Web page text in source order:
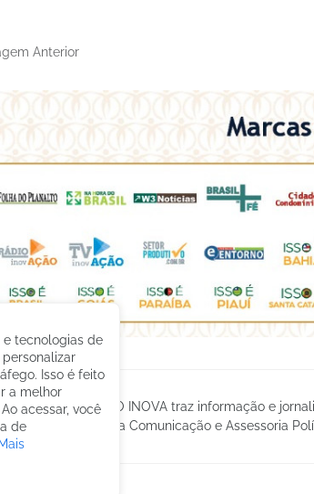
Anterior
O GRUPO INOVA traz informação e
gestão da Comunicação e Assessoria
e tecnologias de
Isso é feito
a melhor
acessar, você
de